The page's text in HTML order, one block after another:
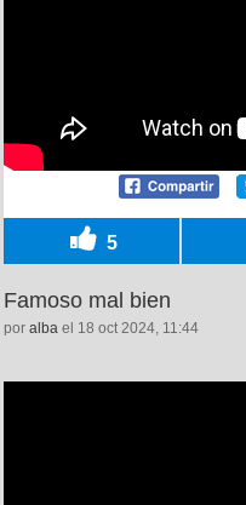
5
Famoso mal bien
por alba el 18 oct 2024, 11:44